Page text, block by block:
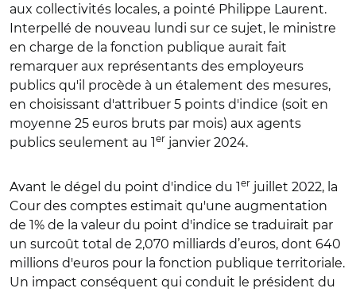
aux collectivités locales, a pointé Philippe Laurent.
Interpellé de nouveau lundi sur ce sujet, le ministre
en charge de la fonction publique aurait fait
remarquer aux représentants des employeurs
publics qu'il procède à un étalement des mesures,
en choisissant d'attribuer 5 points d'indice (soit en
moyenne 25 euros bruts par mois) aux agents
publics seulement au 1er janvier 2024.
Avant le dégel du point d'indice du 1er juillet 2022, la
Cour des comptes estimait qu'une augmentation
de 1% de la valeur du point d'indice se traduirait par
un surcoût total de 2,070 milliards d’euros, dont 640
millions d'euros pour la fonction publique territoriale.
Un impact conséquent qui conduit le président du